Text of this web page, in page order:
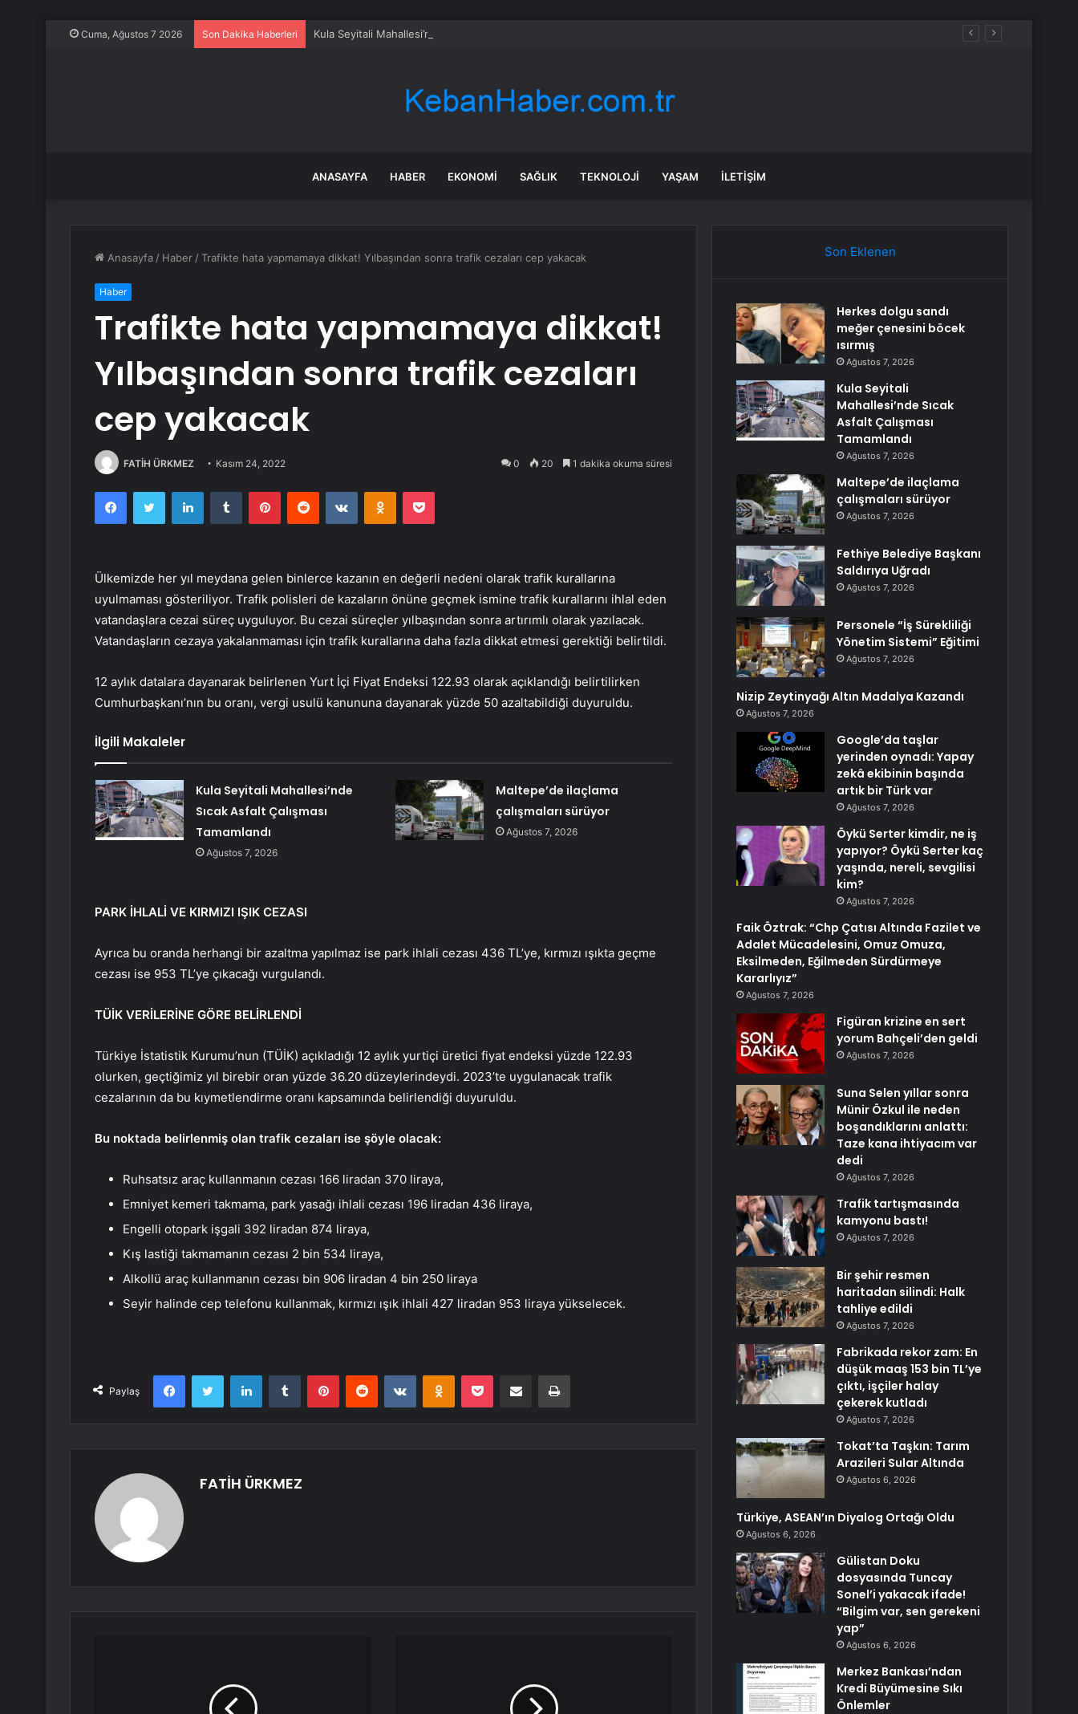
Cuma, Ağustos 7 2026 Son Dakika Haberleri Kula Seyitali Mahallesi’nde Sıcak Asfalt Çalışması Tamamlandı
ANASAYFA HABER EKONOMI SAĞLIK TEKNOLOJI YAŞAM İLETIŞIM
Anasayfa / Haber /Trafikte hata yapmamaya dikkat! Yılbaşından sonra trafik cezaları cep yakacak
Haber
Trafikte hata yapmamaya dikkat!
Yılbaşından sonra trafik cezaları
cep yakacak
FATİH ÜRKMEZ Kasım 24, 2022 0 20 1 dakika okuma süresi
FacebookTwitter LinkedInTumblr PinterestReddit VKontakteOdnoklassniki
Pocket
Ülkemizde her yıl meydana gelen binlerce kazanın en değerli nedeni olarak trafik kurallarına
uyulmaması gösteriliyor. Trafik polisleri de kazaların önüne geçmek ismine trafik kurallarını ihlal eden
vatandaşlara cezai süreç uyguluyor. Bu cezai süreçler yılbaşından sonra artırımlı olarak yazılacak.
Vatandaşların cezaya yakalanmaması için trafik kurallarına daha fazla dikkat etmesi gerektiği belirtildi.
12 aylık datalara dayanarak belirlenen Yurt İçi Fiyat Endeksi 122.93 olarak açıklandığı belirtilirken
Cumhurbaşkanı’nın bu oranı, vergi usulü kanununa dayanarak yüzde 50 azaltabildiği duyuruldu.
İlgili Makaleler
Kula Seyitali Mahallesi’nde
Sıcak Asfalt Çalışması
Tamamlandı
Ağustos 7, 2026
Maltepe’de ilaçlama
çalışmaları sürüyor
Ağustos 7, 2026
PARK İHLALİ VE KIRMIZI IŞIK CEZASI
Ayrıca bu oranda herhangi bir azaltma yapılmaz ise park ihlali cezası 436 TL’ye, kırmızı ışıkta geçme
cezası ise 953 TL’ye çıkacağı vurgulandı.
TÜİK VERİLERİNE GÖRE BELİRLENDİ
Türkiye İstatistik Kurumu’nun (TÜİK) açıkladığı 12 aylık yurtiçi üretici fiyat endeksi yüzde 122.93
olurken, geçtiğimiz yıl birebir oran yüzde 36.20 düzeylerindeydi. 2023’te uygulanacak trafik
cezalarının da bu kıymetlendirme oranı kapsamında belirlendiği duyuruldu.
Bu noktada belirlenmiş olan trafik cezaları ise şöyle olacak:
Ruhsatsız araç kullanmanın cezası 166 liradan 370 liraya,
Emniyet kemeri takmama, park yasağı ihlali cezası 196 liradan 436 liraya,
Engelli otopark işgali 392 liradan 874 liraya,
Kış lastiği takmamanın cezası 2 bin 534 liraya,
Alkollü araç kullanmanın cezası bin 906 liradan 4 bin 250 liraya
Seyir halinde cep telefonu kullanmak, kırmızı ışık ihlali 427 liradan 953 liraya yükselecek.
Paylaş
FacebookTwitter LinkedInTumblr PinterestReddit VKontakteOdnoklassniki
Pocket E-Posta ile paylaş Yazdır
FATİH ÜRKMEZ
Son Eklenen
Herkes dolgu sandı
meğer çenesini böcek
ısırmış
Ağustos 7, 2026
Kula Seyitali
Mahallesi’nde Sıcak
Asfalt Çalışması
Tamamlandı
Ağustos 7, 2026
Maltepe’de ilaçlama
çalışmaları sürüyor
Ağustos 7, 2026
Fethiye Belediye Başkanı
Saldırıya Uğradı
Ağustos 7, 2026
Personele “İş Sürekliliği
Yönetim Sistemi” Eğitimi
Ağustos 7, 2026
Nizip Zeytinyağı Altın Madalya Kazandı
Ağustos 7, 2026
Google’da taşlar
yerinden oynadı: Yapay
zekâ ekibinin başında
artık bir Türk var
Ağustos 7, 2026
Öykü Serter kimdir, ne iş
yapıyor? Öykü Serter kaç
yaşında, nereli, sevgilisi
kim?
Ağustos 7, 2026
Faik Öztrak: “Chp Çatısı Altında Fazilet ve
Adalet Mücadelesini, Omuz Omuza,
Eksilmeden, Eğilmeden Sürdürmeye
Kararlıyız”
Ağustos 7, 2026
Figüran krizine en sert
yorum Bahçeli’den geldi
Ağustos 7, 2026
Suna Selen yıllar sonra
Münir Özkul ile neden
boşandıklarını anlattı:
Taze kana ihtiyacım var
dedi
Ağustos 7, 2026
Trafik tartışmasında
kamyonu bastı!
Ağustos 7, 2026
Bir şehir resmen
haritadan silindi: Halk
tahliye edildi
Ağustos 7, 2026
Fabrikada rekor zam: En
düşük maaş 153 bin TL’ye
çıktı, işçiler halay
çekerek kutladı
Ağustos 7, 2026
Tokat’ta Taşkın: Tarım
Arazileri Sular Altında
Ağustos 6, 2026
Türkiye, ASEAN’ın Diyalog Ortağı Oldu
Ağustos 6, 2026
Gülistan Doku
dosyasında Tuncay
Sonel’i yakacak ifade!
“Bilgim var, sen gerekeni
yap”
Ağustos 6, 2026
Merkez Bankası’ndan
Kredi Büyümesine Sıkı
Önlemler